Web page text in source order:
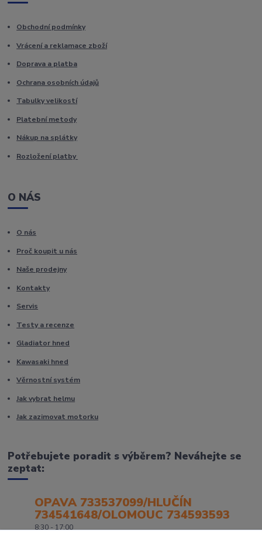
Obchodní podmínky
Vrácení a reklamace zboží
Doprava a platba
Ochrana osobních údajů
Tabulky velikostí
Platební metody
Nákup na splátky
Rozložení platby
O NÁS
O nás
Proč koupit u nás
Naše prodejny
Kontakty
Servis
Testy a recenze
Gladiator hned
Kawasaki hned
Věrnostní systém
Jak vybrat helmu
Jak zazimovat motorku
Potřebujete poradit s výběrem? Neváhejte se
zeptat:
OPAVA 733537099/HLUČÍN
734541648/OLOMOUC 734593593
8:30 - 17:00